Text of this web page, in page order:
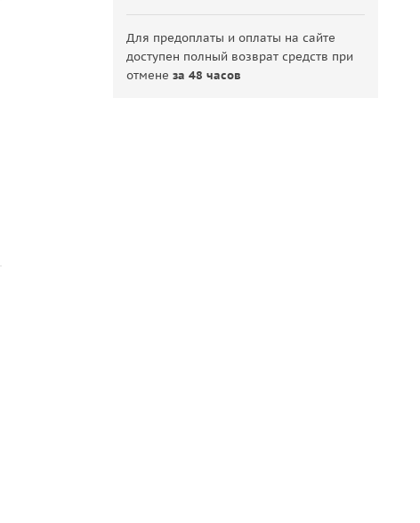
Для предоплаты и оплаты на сайте
доступен полный возврат средств при
отменеза 48 часов